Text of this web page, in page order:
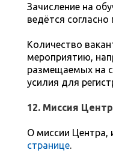
Зачисление на
ведётся
Количество
мероприятию,
размещаемых на
усилия для
12. Миссия
О миссии Центра,
странице.